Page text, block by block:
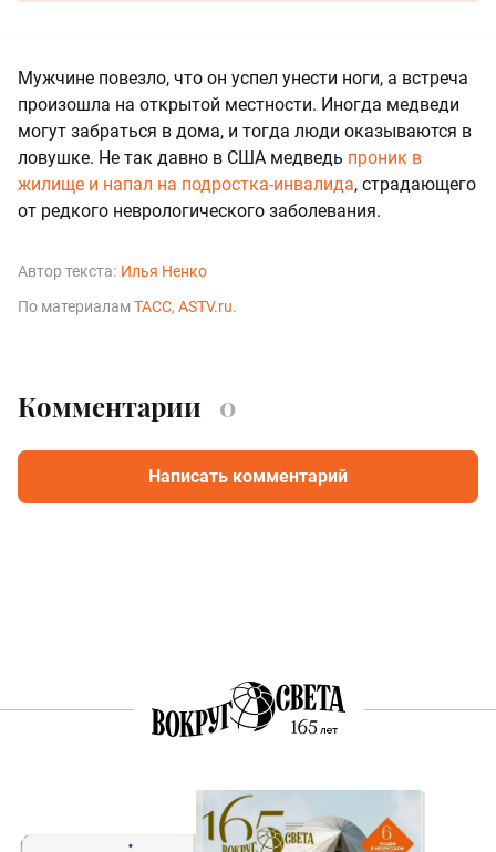
Мужчине повезло, что он успел унести ноги, а встреча
произошла на открытой местности. Иногда медведи
могут забраться в дома, и тогда люди оказываются в
ловушке. Не так давно в США медведь проник в
жилище и напал на подростка-инвалида, страдающего
от редкого неврологического заболевания.
Автор текста: Илья Ненко
По материаламТАСС, ASTV.ru.
Комментарии 0
Написать комментарий